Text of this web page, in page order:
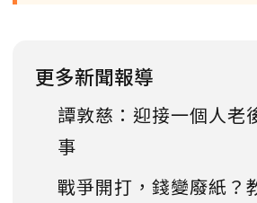
更多新聞報導
譚敦慈：迎接一個人老
事
戰爭開打，錢變廢紙？